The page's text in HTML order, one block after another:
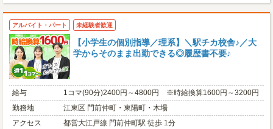
アルバイト・パート 未経験者歓迎
【小学生の個別指導／理系】＼駅チカ校舎♪／大
学からそのまま出勤できる◎履歴書不要♪
給与
1コマ(90分)2400円～4800円 ※時給換算1600円～3200円
勤務地
江東区 門前仲町・東陽町・木場
アクセス
都営大江戸線 門前仲町駅 徒歩 1分